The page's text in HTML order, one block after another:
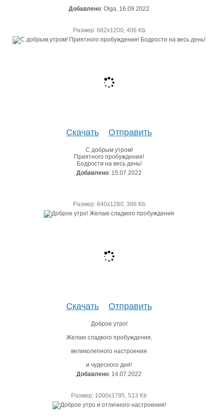
Добавлено: Olga, 16.09.2022
Размер: 662х1200, 406 Kb
Скачать Отправить
С добрым утром!
Приятного пробуждения!
Бодрости на весь день!
Добавлено: 15.07.2022
Размер: 640х1280, 386 Kb
Скачать Отправить
Доброе утро!
Желаю сладкого пробуждения,
великолепного настроения
и чудесного дня!
Добавлено: 14.07.2022
Размер: 1000х1795, 513 Kb